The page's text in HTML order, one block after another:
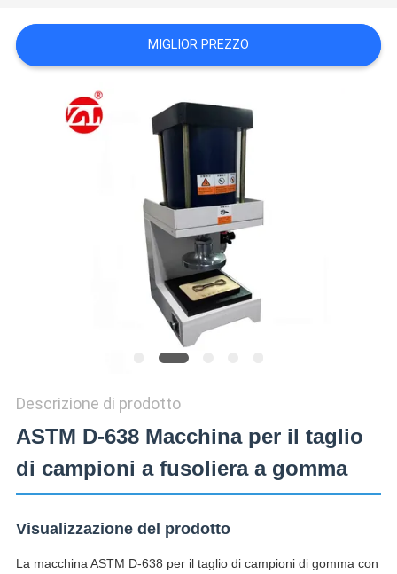
VR
SHOW
SITEMAP
MIGLIOR PREZZO
Descrizione di prodotto
ASTM D-638 Macchina per il taglio
di campioni a fusoliera a gomma
Visualizzazione del prodotto
La macchina ASTM D-638 per il taglio di campioni di gomma con